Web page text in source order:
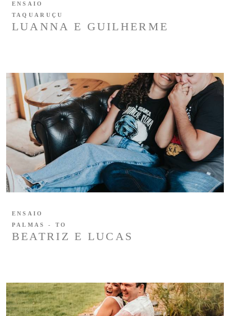
LUANNA E GUILHERME
ENSAIO
TAQUARUÇU
BEATRIZ E LUCAS
ENSAIO
PALMAS - TO